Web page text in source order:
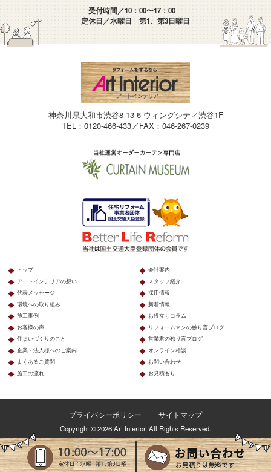
受付時間／10：00〜17：00
定休日／水曜日 第1、第3日曜日
神奈川県大和市渋谷8-13-6 ウィングシティ渋谷1F
TEL：0120-466-433／FAX：046-267-0239
トップ
アートインテリアの想い
代表メッセージ
環境への取り組み
施工事例
お客様の声
住まいづくりのこと
企業・法人様へのご案内
よくあるご質問
施工の流れ
会社案内
スタッフ紹介
採用情報
新着情報
お役立ちコラム
リフォームマンの独り言ブログ
営業君の独り言ブログ
オンライン相談
お問い合わせ
お見積もり
プライバシーポリシー
サイトマップ
Copyright © 2026 Art Interior. All Rights Reserved.